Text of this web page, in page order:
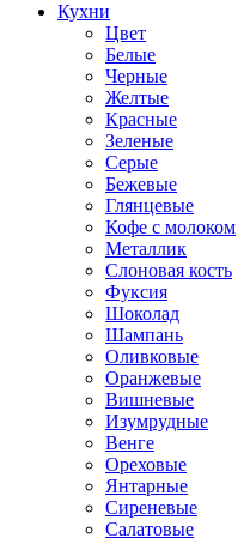
Кухни
Цвет
Белые
Черные
Желтые
Красные
Зеленые
Серые
Бежевые
Глянцевые
Кофе с молоком
Металлик
Слоновая кость
Фуксия
Шоколад
Шампань
Оливковые
Оранжевые
Вишневые
Изумрудные
Венге
Ореховые
Янтарные
Сиреневые
Салатовые